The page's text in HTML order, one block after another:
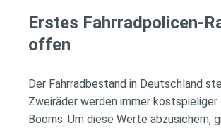
Erstes Fahrradpolicen-
offen
Der Fahrradbestand in Deutschland
Zweiräder werden immer
Booms. Um diese Werte